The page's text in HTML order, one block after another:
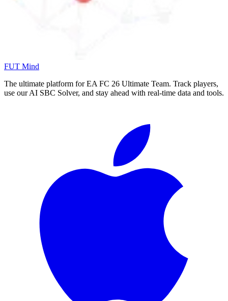
FUT Mind
The ultimate platform for EA FC 26 Ultimate Team. Track players,
use our AI SBC Solver, and stay ahead with real-time data and tools.